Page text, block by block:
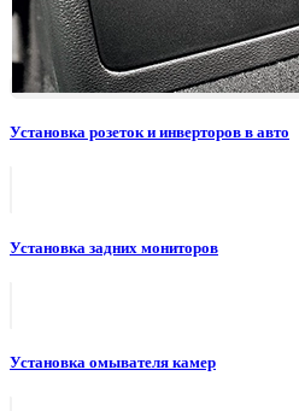
Установка розеток и инверторов в авто
Установка задних мониторов
Установка омывателя камер